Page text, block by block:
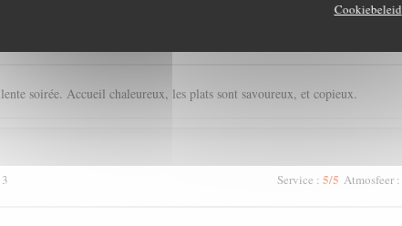
Cookiebeleid
soirée. Accueil chaleureux, les plats sont savoureux, et copieux.
Service : 5/5 Atmosfeer :